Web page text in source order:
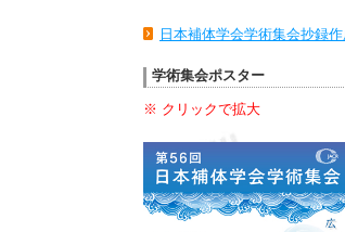
日本補体学会学術集会抄録
学術集会ポスター
※ クリックで拡大